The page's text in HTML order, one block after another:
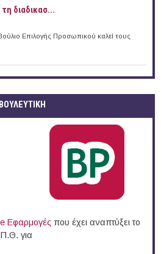
τη διαδικασ...
Επιλογής Προσωπικού καλεί τους
Eφαρμογές που έχει αναπτύξει το
για